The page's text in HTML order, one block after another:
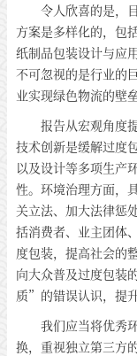
令人欣喜的是，
方案是多样化的，包
纸制品包装设计与应
不可忽视的是行业的
业实现绿色物流的壁垒
报告从宏观角度
技术创新是缓解过度
以及设计等多项生产
性。环境治理方面，
关立法、加大法律惩
括消费者、业主团体
度包装，提高社会的
向大众普及过度包装
质”的错误认识，提
我们应当将优秀
换，重视独立第三方